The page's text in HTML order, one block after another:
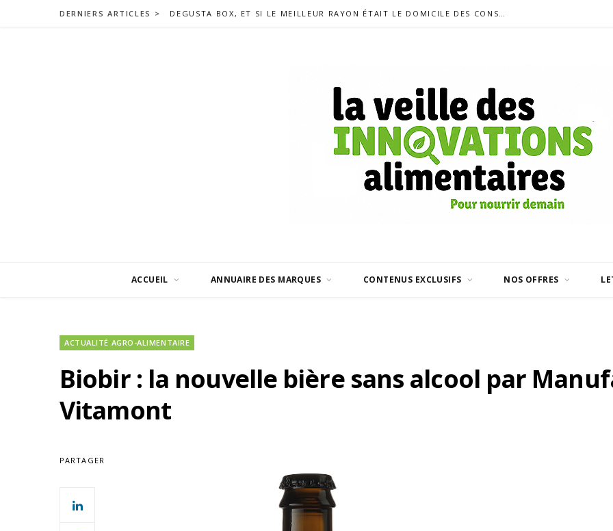
DERNIERS ARTICLES > SIGALAS RABAUD ET MODERATO REVISITENT LE VIN LIQUOREUX SANS ALCOOL
ACCUEIL ANNUAIRE DES MARQUES CONTENUS EXCLUSIFS NOS OFFRES
ACTUALITÉ AGRO-ALIMENTAIRE
Biobir : la nouvelle bière sans alcool par
Vitamont
PARTAGER